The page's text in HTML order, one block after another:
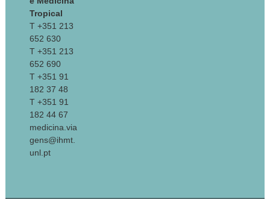
Tropical
T +351 213
652 630
T +351 213
652 690
T +351 91
182 37 48
T +351 91
182 44 67
medicina.via
gens@ihmt.
unl.pt